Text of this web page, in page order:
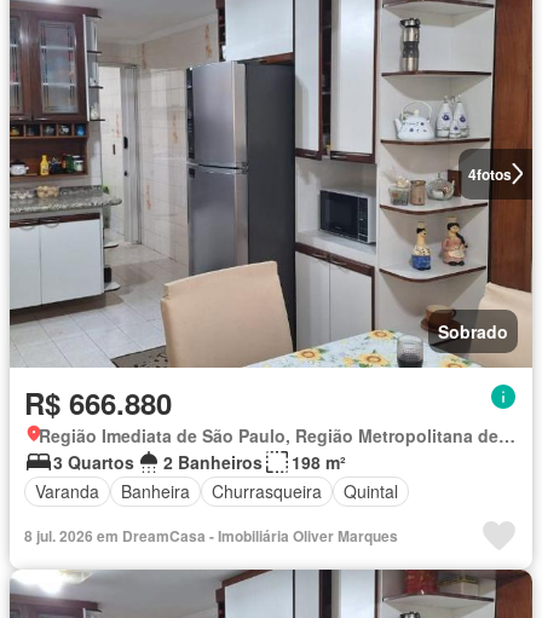
4fotos
Sobrado
R$ 666.880
Região Imediata de São Paulo, Região Metropolitana de São Paulo
3 Quartos
2 Banheiros
198 m²
Varanda
Banheira Churrasqueira Quintal
8 jul. 2026 em DreamCasa - Imobiliária Oliver Marques